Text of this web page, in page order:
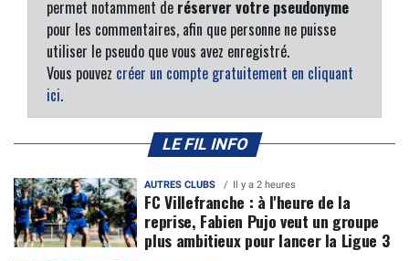
permet notamment de réserver votre pseudonyme
pour les commentaires, afin que personne ne puisse
utiliser le pseudo que vous avez enregistré.
Vous pouvez créer un compte gratuitement en cliquant
ici.
LE FIL INFO
AUTRES CLUBS Il y a 2 heures
FC Villefranche : à l'heure de la
reprise, Fabien Pujo veut un groupe
plus ambitieux pour lancer la Ligue 3